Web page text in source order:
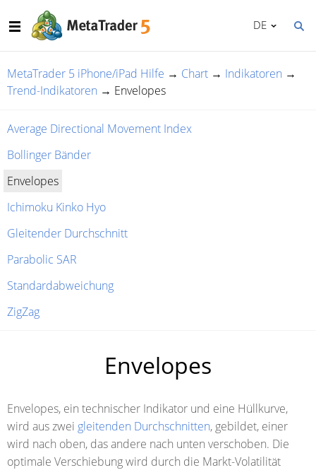
DE
MetaTrader 5 iPhone/iPad Hilfe → Chart → Indikatoren →
Trend-Indikatoren → Envelopes
Average Directional Movement Index
Bollinger Bänder
Envelopes
Ichimoku Kinko Hyo
Gleitender Durchschnitt
Parabolic SAR
Standardabweichung
ZigZag
Envelopes
Envelopes, ein technischer Indikator und eine Hüllkurve,
wird aus zwei gleitenden Durchschnitten, gebildet, einer
wird nach oben, das andere nach unten verschoben. Die
optimale Verschiebung wird durch die Markt-Volatilität